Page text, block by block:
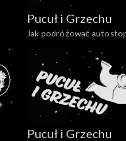
Pucuł i Grzechu
Jak podróżować
Pucuł i Grzechu